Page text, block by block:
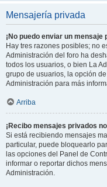
Mensajería privada
¡No puedo enviar un mensaje
Hay tres razones posibles; no
Administración del foro ha
todos los usuarios, o bien La
grupo de usuarios, la opción
Administración para más
Arriba
¡Recibo mensajes privados
Si está recibiendo mensajes
particular, puede bloquearlo
las opciones del Panel de
informar o reportar dichos
Administración.